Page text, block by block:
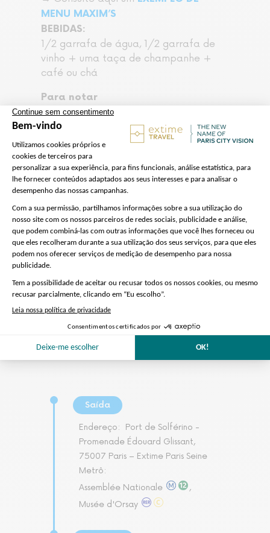
MENU MAXIM’S
BEBIDAS:
1/2 garrafa de água, 1/2 garrafa de
vinho + uma taça de champanhe +
café ou chá
Para notar
Embarque : 30 minutos antes do
horário de partida
Leia mais…Mostrar menos
Preparação do tour
Nós cuidamos de tudo
Saída
Endereço:
Port de Solférino -
Promenade Édouard Glissant,
75007 Paris – Extime Paris Seine
Metrô:
Assemblée Nationale
,
Musée d'Orsay